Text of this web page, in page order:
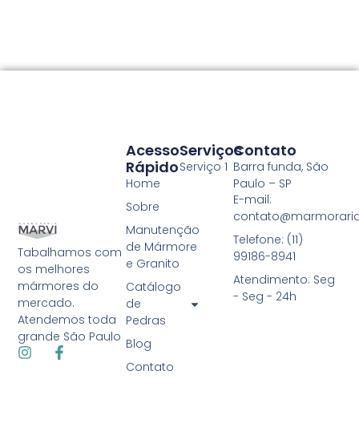
Tabalhamos com
os melhores
mármores do
mercado.
Atendemos toda
grande São Paulo
Serviços
Serviço 1
Acesso
Rápido
Home
Sobre
Manutenção
de Mármore
e Granito
Catálogo
de
Pedras
Blog
Contato
Contato
Barra funda, São
Paulo – SP
E-mail:
Telefone: (11)
99186-8941
Atendimento: Seg
- Seg - 24h